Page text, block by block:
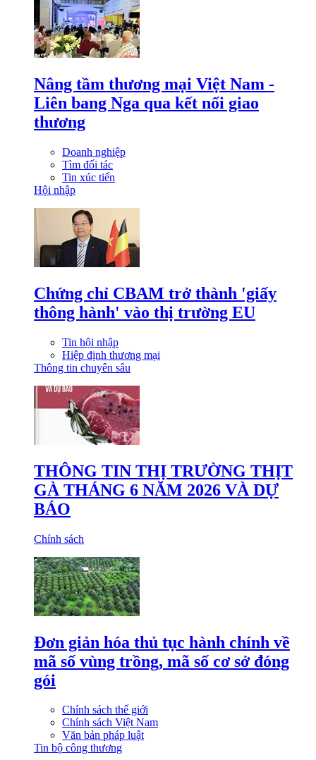
Nâng tầm thương mại Việt Nam -
Liên bang Nga qua kết nối giao
thương
Doanh nghiệp
Tìm đối tác
Tin xúc tiến
Hội nhập
Chứng chỉ CBAM trở thành 'giấy
thông hành' vào thị trường EU
Tin hội nhập
Hiệp định thương mại
Thông tin chuyên sâu
THÔNG TIN THỊ TRƯỜNG THỊT
GÀ THÁNG 6 NĂM 2026 VÀ DỰ
BÁO
Chính sách
Đơn giản hóa thủ tục hành chính về
mã số vùng trồng, mã số cơ sở đóng
gói
Chính sách thế giới
Chính sách Việt Nam
Văn bản pháp luật
Tin bộ công thương